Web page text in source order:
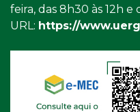
feira, das 8h30 às 12h e
URL: https://